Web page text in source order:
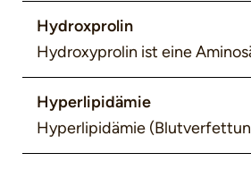
Hydroxprolin
Hydroxyprolin ist eine
Hyperlipidämie
Hyperlipidämie